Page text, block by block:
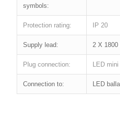
symbols:
Protection rating: IP 20
Supply lead: 2 X 1800
Plug connection: LED
Connection to: LED